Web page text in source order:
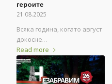
героите
21.08.2025
Всяка година, когато август
докосне…
Read more